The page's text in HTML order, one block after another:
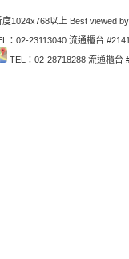
1024x768以上 Best viewed
：02-23113040 流通櫃台
TEL：02-28718288 流通櫃台